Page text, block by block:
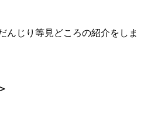
んじり等見どころの紹介をしま